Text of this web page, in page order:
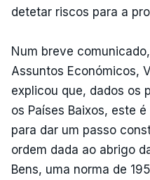
detetar riscos para a
Num breve
Assuntos Económicos,
explicou que, dados os
os Países Baixos, este
para dar um passo
ordem dada ao abrigo
Bens, uma norma de